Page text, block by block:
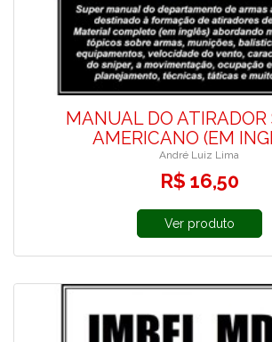
MANUAL DO ATIRADOR
AMERICANO (EM
André Luiz Lima
R$ 16,50
Ver produto